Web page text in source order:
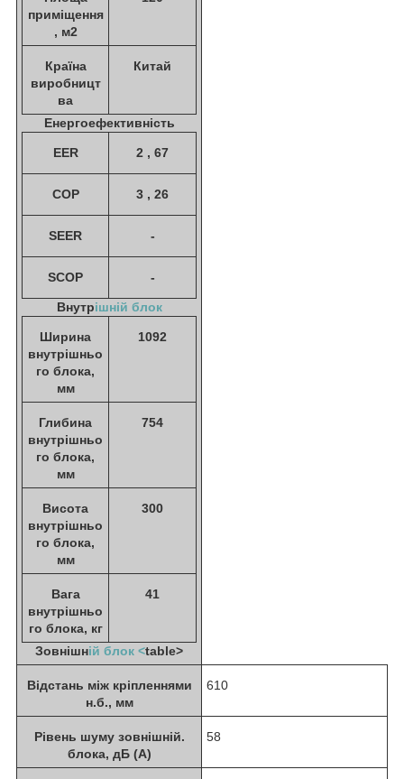
приміщення
, м2
Країна
виробницт
ва
Китай
Енергоефективність
EER 2 , 67
COP 3 , 26
SEER -
SCOP -
Внутрішній блок
Ширина
внутрішньо
го блока,
мм
1092
Глибина
внутрішньо
го блока,
мм
754
Висота
внутрішньо
го блока,
мм
300
Вага
внутрішньо
го блока, кг
41
Зовнішній блок <table>
Відстань між кріпленнями
н.б., мм
610
Рівень шуму зовнішній.
блока, дБ (А)
58